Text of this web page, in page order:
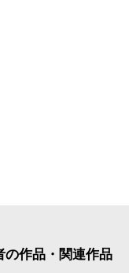
の作品・関連作品